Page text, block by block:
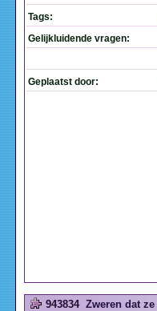
Tags:
Gelijkluidende vragen:
Geplaatst door:
943834 Zweren dat